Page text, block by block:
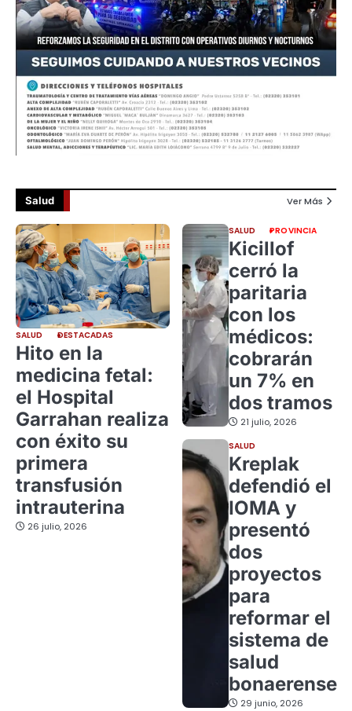
Salud Ver Más
SALUD DESTACADAS
Hito en la
medicina fetal:
el Hospital
Garrahan realiza
con éxito su
primera
transfusión
intrauterina
26 julio, 2026
SALUD PROVINCIA
Kicillof
cerró la
paritaria
con los
médicos:
cobrarán
un 7% en
dos tramos
21 julio, 2026
SALUD
Kreplak
defendió el
IOMA y
presentó
dos
proyectos
para
reformar el
sistema de
salud
bonaerense
29 junio, 2026